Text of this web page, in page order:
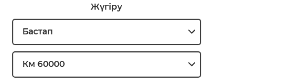
Жүгіру
Бастап
Км 60000